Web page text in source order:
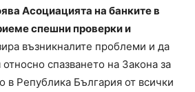
Асоциацията на банките в
спешни проверки и
възникналите проблеми и да
спазването на Закона за
в Република България от всички